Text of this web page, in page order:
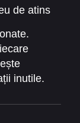
de atins
inutile.